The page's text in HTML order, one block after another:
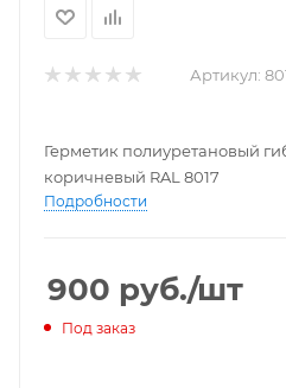
Артикул:
Герметик полиуретановый
коричневый RAL 8017
Подробности
900 руб./шт
Под заказ